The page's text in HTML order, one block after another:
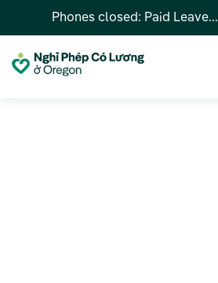
Phones closed: Paid Leave...